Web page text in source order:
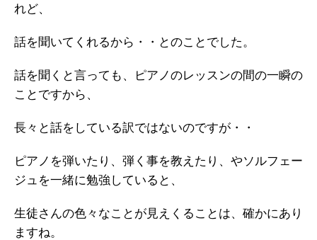
れど、
話を聞いてくれるから・・とのことでした。
話を聞くと言っても、ピアノのレッスンの間の一瞬の
ことですから、
長々と話をしている訳ではないのですが・・
ピアノを弾いたり、弾く事を教えたり、やソルフェー
ジュを一緒に勉強していると、
生徒さんの色々なことが見えくることは、確かにあり
ますね。